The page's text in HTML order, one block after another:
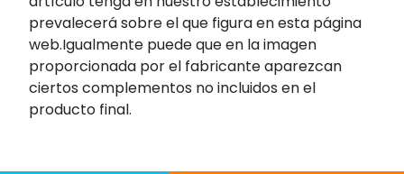
prevalecerá sobre el que figura en esta página
web.Igualmente puede que en la imagen
proporcionada por el fabricante aparezcan
ciertos complementos no incluidos en el
producto final.